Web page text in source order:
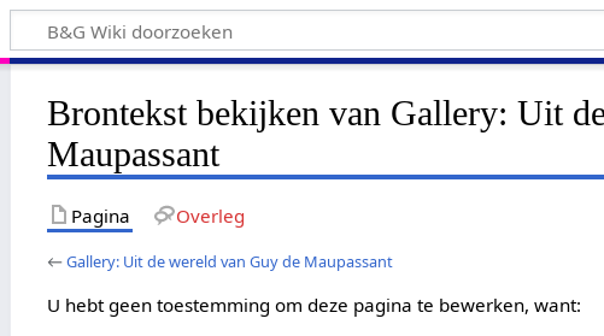
Brontekst bekijken van Gallery: Uit
Maupassant
Pagina Overleg
←Gallery: Uit de wereld van Guy de Maupassant
U hebt geen toestemming om deze pagina te bewerken, want: